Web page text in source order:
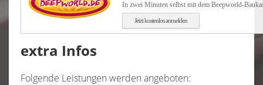
In zwei Minuten selbst mit dem Beepworld-
Jetzt kostenlos anmelden
extra Infos
Folgende Leistungen werden angeboten: